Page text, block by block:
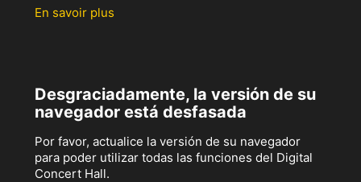
En savoir plus
Desgraciadamente, la versión de su
navegador está desfasada
Por favor, actualice la versión de su navegador
para poder utilizar todas las funciones del Digital
Concert Hall.